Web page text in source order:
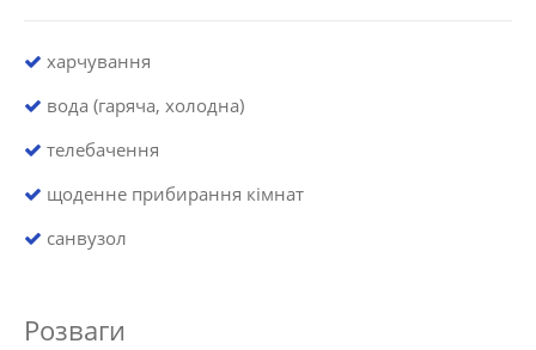
харчування
вода (гаряча, холодна)
телебачення
щоденне прибирання кімнат
санвузол
Розваги